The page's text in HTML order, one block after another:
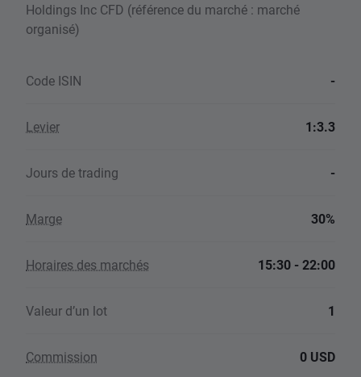
Holdings Inc CFD (référence du marché : marché
organisé)
Code ISIN -
Levier 1:3.3
Jours de trading -
Marge 30%
Horaires des marchés 15:30 - 22:00
Valeur d’un lot 1
Commission 0 USD